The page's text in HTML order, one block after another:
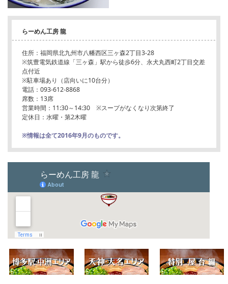
らーめん工房 龍
住所：福岡県北九州市八幡西区三ヶ森2丁目3-28
※筑豊電気鉄道線「三ヶ森」駅から徒歩6分、永犬丸西町2丁目交差
点付近
※駐車場あり（店向いに10台分）
電話：093-612-8868
席数：13席
営業時間：11:30～14:30 ※スープがなくなり次第終了
定休日：水曜・第2木曜
※情報は全て2016年9月のものです。